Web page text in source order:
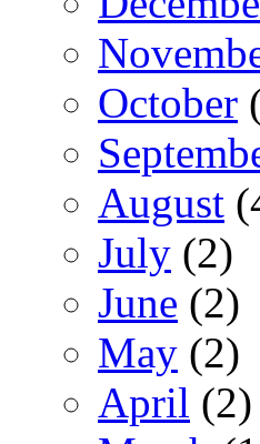
October
August
July (2)
June (2)
May (2)
April (2)